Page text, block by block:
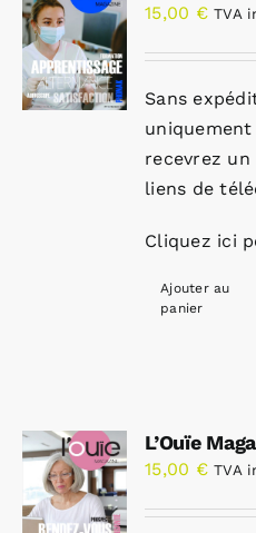
15,00 € TVA
Sans
recevrez
liens de
Cliquez ici
Ajouter au
panier
L’Ouïe
15,00 € TVA